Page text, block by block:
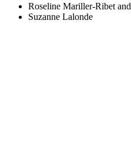
Roseline Mariller-Ribet and
Suzanne Lalonde